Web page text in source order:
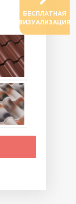
БЕСПЛАТНАЯ
ВИЗУАЛИЗАЦИЯ